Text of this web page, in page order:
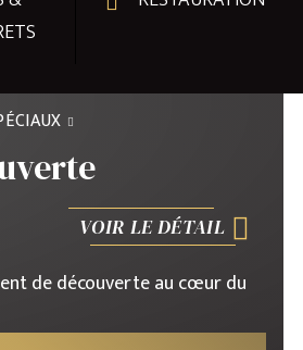
VOIR LE DÉTAIL
de découverte au cœur du